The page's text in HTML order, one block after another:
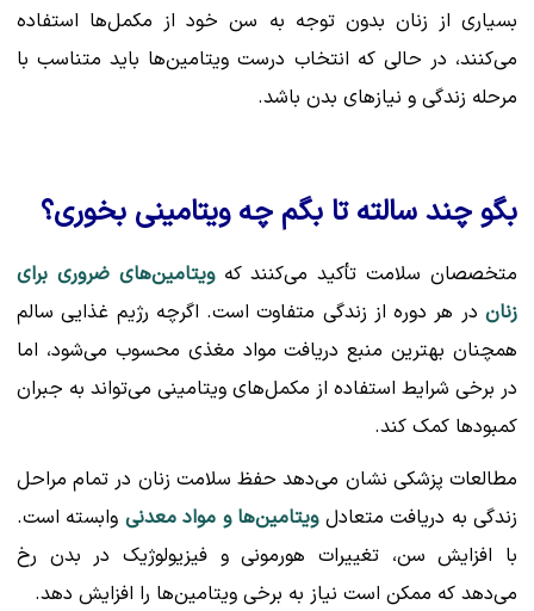
بسیاری از زنان بدون توجه به سن خود از مکمل‌ها استفاده
می‌کنند، در حالی که انتخاب درست ویتامین‌ها باید متناسب با
مرحله زندگی و نیازهای بدن باشد.
بگو چند سالته تا بگم چه ویتامینی بخوری؟
متخصصان سلامت تأکید می‌کنند کهویتامین‌های ضروری برای
زنان در هر دوره از زندگی متفاوت است. اگرچه رژیم غذایی سالم
همچنان بهترین منبع دریافت مواد مغذی محسوب می‌شود، اما
در برخی شرایط استفاده از مکمل‌های ویتامینی می‌تواند به جبران
کمبودها کمک کند.
مطالعات پزشکی نشان می‌دهد حفظ سلامت زنان در تمام مراحل
زندگی به دریافت متعادلویتامین‌ها و مواد معدنی وابسته است.
با افزایش سن، تغییرات هورمونی و فیزیولوژیک در بدن رخ
می‌دهد که ممکن است نیاز به برخی ویتامین‌ها را افزایش دهد.